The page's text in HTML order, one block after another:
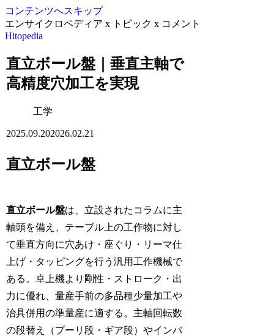
コンテンツへスキップ
エンサイクロペディア x トピック x コメント
Hitopedia
直立ボール盤｜垂直主軸で
高精度穴加工を実現
工学
2025.09.202026.02.21
直立ボール盤
直立ボール盤は、立設されたコラムに主
軸頭を備え、テーブル上の工作物に対し
て垂直方向に穴あけ・座ぐり・リーマ仕
上げ・タッピングを行う汎用工作機械で
ある。卓上機より剛性・ストローク・出
力に優れ、量産手前の多品種少量加工や
治具併用の準量産に適する。主軸回転数
の段替え（プーリ段・ギア段）やインバ